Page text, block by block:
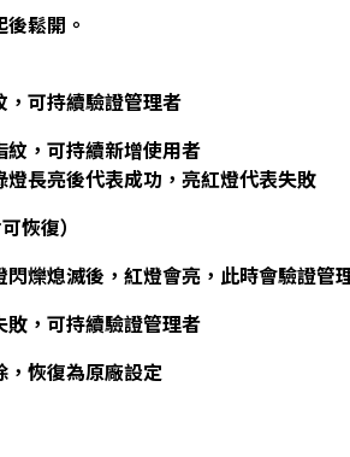
鬆開。
可持續驗證管理者
，可持續新增使用者
長亮後代表成功，亮紅燈代表失敗
恢復）
爍熄滅後，紅燈會亮，此時會驗證管
，可持續驗證管理者
恢復為原廠設定